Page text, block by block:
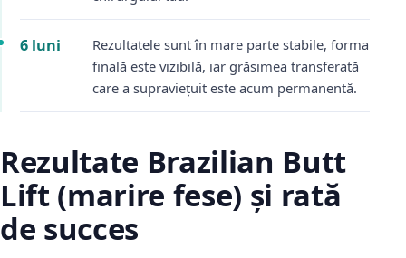
6 luni
Rezultatele sunt în mare parte stabile, forma
finală este vizibilă, iar grăsimea transferată
care a supraviețuit este acum permanentă.
Rezultate Brazilian Butt
Lift (marire fese) și rată
de succes